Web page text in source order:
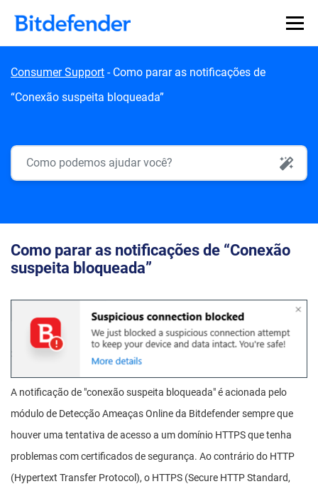
Consumer Support - Como parar as notificações de
“Conexão suspeita bloqueada”
Como parar as notificações de “Conexão
suspeita bloqueada”
A notificação de "conexão suspeita bloqueada" é acionada pelo
módulo de Detecção Ameaças Online da Bitdefender sempre que
houver uma tentativa de acesso a um domínio HTTPS que tenha
problemas com certificados de segurança. Ao contrário do HTTP
(Hypertext Transfer Protocol), o HTTPS (Secure HTTP Standard,